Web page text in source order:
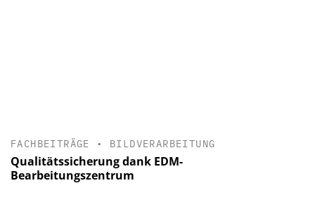
FACHBEITRÄGE • BILDVERARBEITUNG
Qualitätssicherung dank EDM-
Bearbeitungszentrum